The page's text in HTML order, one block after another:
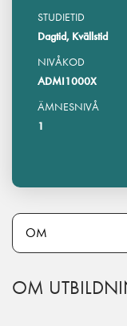
STUDIETID
Dagtid, Kvällstid
NIVÅKOD
ADMI1000X
ÄMNESNIVÅ
1
OM